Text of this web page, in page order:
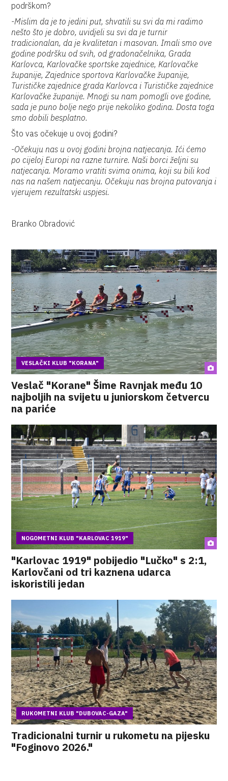
podrškom?
-Mislim da je to jedini put, shvatili su svi da mi radimo
nešto što je dobro, uvidjeli su svi da je turnir
tradicionalan, da je kvalitetan i masovan. Imali smo ove
godine podršku od svih, od gradonačelnika, Grada
Karlovca, Karlovačke sportske zajednice, Karlovačke
županije, Zajednice sportova Karlovačke županije,
Turističke zajednice grada Karlovca i Turističke zajednice
Karlovačke županije. Mnogi su nam pomogli ove godine,
sada je puno bolje nego prije nekoliko godina. Dosta toga
smo dobili besplatno.
Što vas očekuje u ovoj godini?
-Očekuju nas u ovoj godini brojna natjecanja. Ići ćemo
po cijeloj Europi na razne turnire. Naši borci željni su
natjecanja. Moramo vratiti svima onima, koji su bili kod
nas na našem natjecanju. Očekuju nas brojna putovanja i
vjerujem rezultatski uspjesi.
Branko Obradović
VESLAČKI KLUB "KORANA"
Veslač "Korane" Šime Ravnjak među 10
najboljih na svijetu u juniorskom četvercu
na pariće
NOGOMETNI KLUB "KARLOVAC 1919"
"Karlovac 1919" pobijedio "Lučko" s 2:1,
Karlovčani od tri kaznena udarca
iskoristili jedan
RUKOMETNI KLUB "DUBOVAC-GAZA"
Tradicionalni turnir u rukometu na pijesku
"Foginovo 2026."